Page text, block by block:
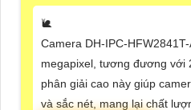
🐌
Camera DH-IPC-
megapixel, tương đương với
phân giải cao này giúp
và sắc nét, mang lại chất